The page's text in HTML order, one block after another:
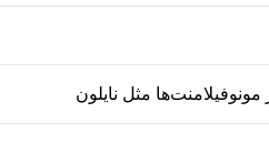
مثل نایلون